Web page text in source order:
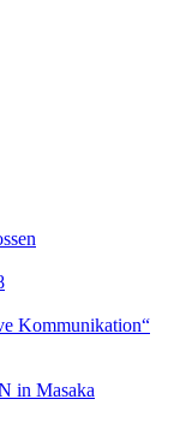
Kommunikation“
in Masaka